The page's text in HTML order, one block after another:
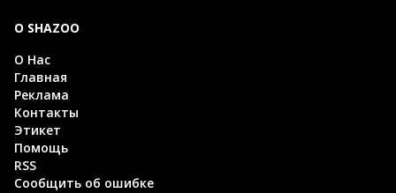
О SHAZOO
О Нас
Главная
Реклама
Контакты
Этикет
Помощь
RSS
Сообщить об ошибке